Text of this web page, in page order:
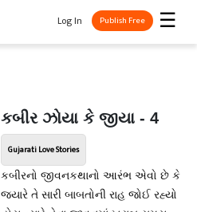
☰
Log In Publish Free
કબીર ઝોયા કે જીયા - 4
Gujarati Love Stories
કબીરનો જીવનકથાનો આરંભ એવો છે કે
જ્યારે તે સારી બાબતોની રાહ જોઈ રહ્યો